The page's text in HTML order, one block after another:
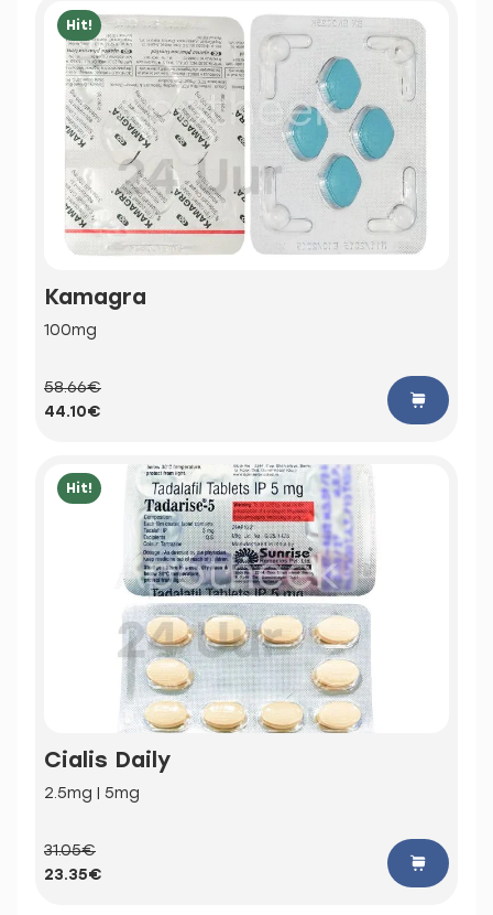
Hit!
Kamagra
100mg
58.66€
44.10€
Hit!
Cialis Daily
2.5mg | 5mg
31.05€
23.35€